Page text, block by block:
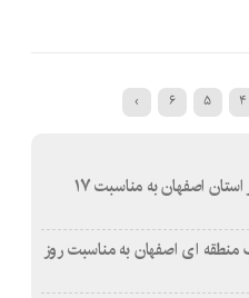
4
5
6
›
پیام تبریک مدیرعامل شرکت گاز استان اصفهان به مناسبت ۱۷
ای اصفهان به مناسبت روز